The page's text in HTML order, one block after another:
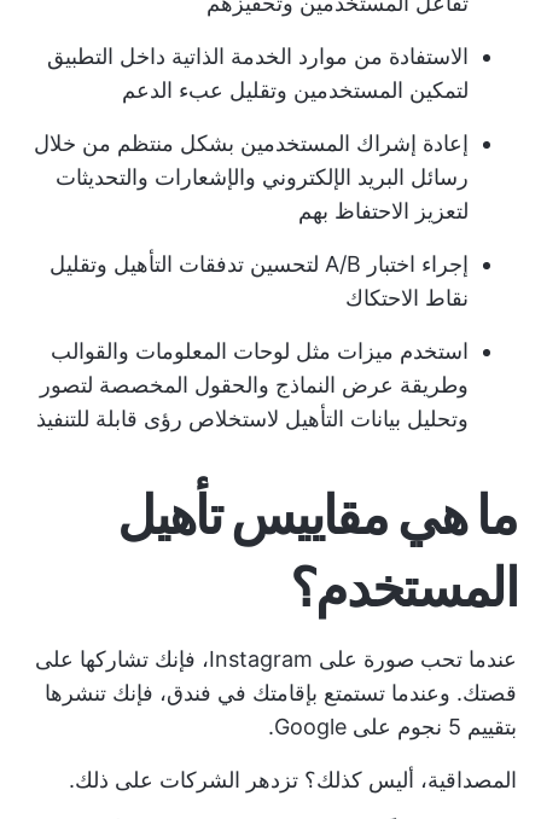
الاستفادة من موارد الخدمة الذاتية داخل التطبيق
لتمكين المستخدمين وتقليل عبء الدعم
إعادة إشراك المستخدمين بشكل منتظم من خلال
رسائل البريد الإلكتروني والإشعارات والتحديثات
لتعزيز الاحتفاظ بهم
إجراء اختبار A/B لتحسين تدفقات التأهيل وتقليل
نقاط الاحتكاك
استخدم ميزات مثل لوحات المعلومات والقوالب
وطريقة عرض النماذج والحقول المخصصة لتصور
وتحليل بيانات التأهيل لاستخلاص رؤى قابلة للتنفيذ
ما هي مقاييس تأهيل
المستخدم؟
عندما تحب صورة على Instagram، فإنك تشاركها على
قصتك. وعندما تستمتع بإقامتك في فندق، فإنك تنشرها
بتقييم 5 نجوم على Google.
المصداقية، أليس كذلك؟ تزدهر الشركات على ذلك.